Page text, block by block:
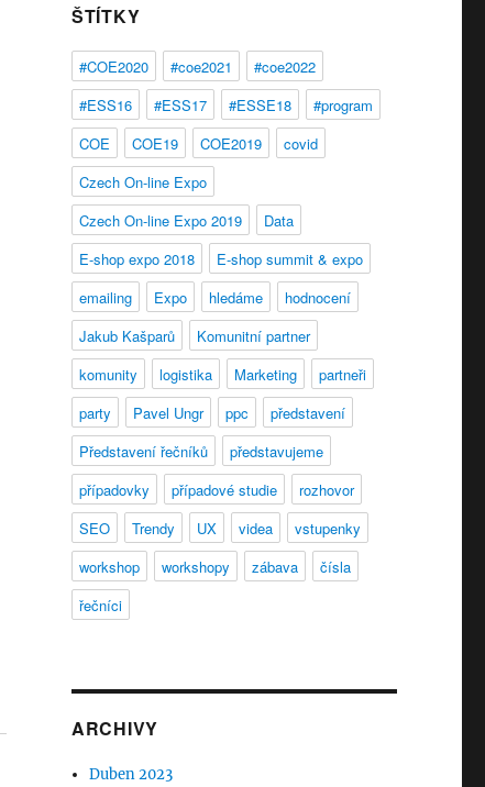
ŠTÍTKY
#COE2020 #coe2021
#coe2022
#ESS16
#ESS17 #ESSE18
#program
COE
COE19 COE2019
covid
Czech On-line Expo
Czech On-line Expo 2019
Data
E-shop expo 2018
E-shop summit & expo
emailing
Expo hledáme
hodnocení
Jakub Kašparů
Komunitní partner
komunity
logistika Marketing
partneři
party
Pavel Ungr ppc
představení
Představení řečníků
představujeme
případovky
případové studie
rozhovor
SEO
Trendy UX videa
vstupenky
workshop
workshopy zábava
čísla
řečníci
ARCHIVY
Duben 2023